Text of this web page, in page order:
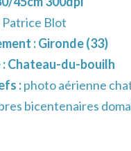
Patrice Blot
:Gironde (33)
Chateau-du-bouilh
:photo aérienne
bicentenaires